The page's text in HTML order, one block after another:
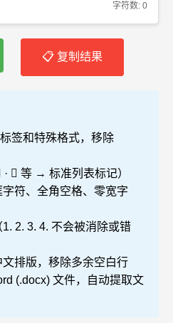
字符数: 0
📋 复制结果
签和特殊格式，移除
· ➤ 等 → 标准列表标记）
符、全角空格、零宽字
2. 3. 4. 不会被消除或错
排版，移除多余空白行
(.docx) 文件，自动提取文